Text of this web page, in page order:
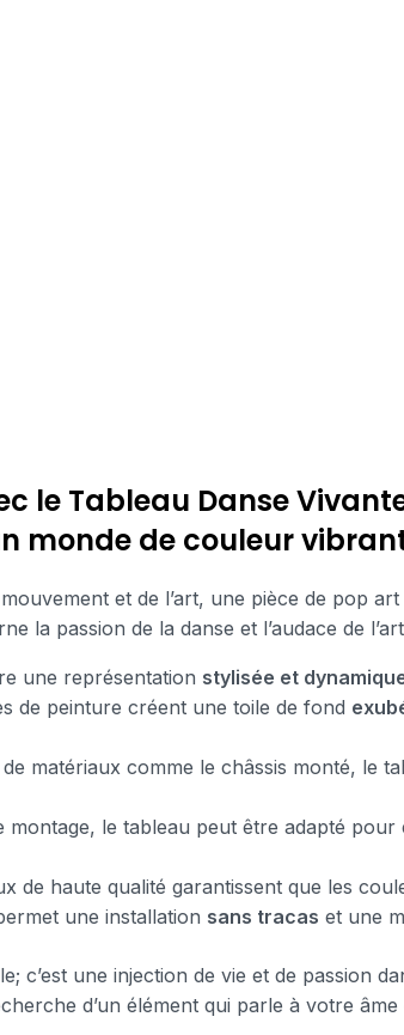
le Tableau Danse
monde de couleur
et de l’art, une pièce de pop
la passion de la danse et l’audace de
une représentation stylisée et
de peinture créent une toile de fond
matériaux comme le châssis monté, le
montage, le tableau peut être adapté
de haute qualité garantissent que les
une installation sans tracas et une
c’est une injection de vie et de passion
d’un élément qui parle à votre